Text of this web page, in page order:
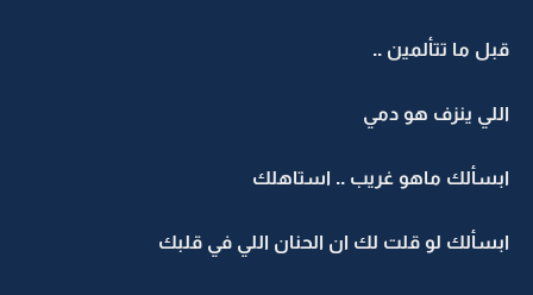
قبل ما تتألمين ..
اللي ينزف هو دمي
ابسألك ماهو غريب .. استاهلك
ابسألك لو قلت لك ان الحنان اللي في قلبك